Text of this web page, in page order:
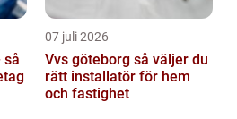
så
07 juli 2026
Vvs göteborg så väljer du
rätt installatör för hem
och fastighet